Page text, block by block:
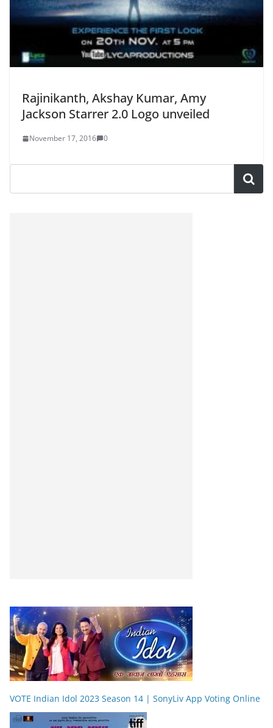
Rajinikanth, Akshay Kumar, Amy
Jackson Starrer 2.0 Logo unveiled
November 17, 2016 0
VOTE Indian Idol 2023 Season 14 | SonyLiv App Voting Online